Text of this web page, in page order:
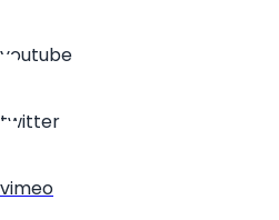
youtube
twitter
vimeo